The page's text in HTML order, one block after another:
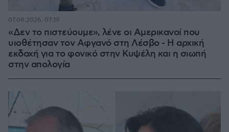
«Δεν το πιστεύουμε», λένε οι Αμερικανοί που
υιοθέτησαν τον Αφγανό στη Λέσβο - Η αρχική
εκδοχή για το φονικό στην Κυψέλη και η σιωπή
στην απολογία
07.08.2026, 07:19